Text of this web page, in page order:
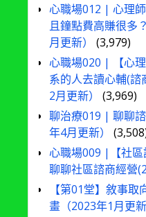
心職場012 | 心理
且鐘點費高賺很多
月更新）
(3,979)
心職場020 | 【心
系的人去讀心輔(
2月更新）
(3,969)
聊治療019 | 聊聊
年4月更新）
心職場009 |【社區
聊聊社區諮商經營
【第01堂】敘事
畫（2023年1月更新